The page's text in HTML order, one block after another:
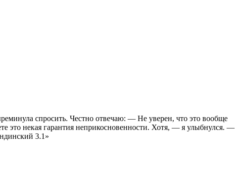
спросить. Честно отвечаю: — Не уверен, что это вообще
это некая гарантия неприкосновенности. Хотя, — я улыбнулся. —
3.1»